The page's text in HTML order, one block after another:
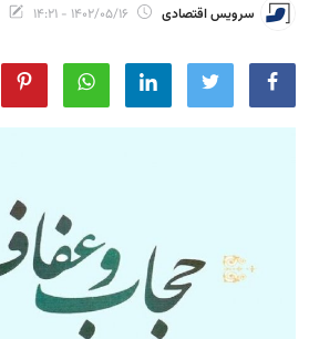
سیاست
جامعه
مجله
فارسی
سرویس اقتصادی ۱۴۰۲/۰۵/۱۶ - ۱۴:۲۱